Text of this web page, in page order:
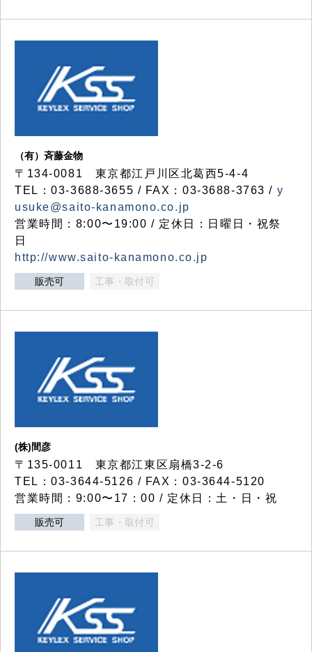
（有）斉藤金物
〒134-0081 東京都江戸川区北葛西5-4-4
TEL：03-3688-3655 / FAX：03-3688-3763 / y
usuke@saito-kanamono.co.jp
営業時間：8:00〜19:00 / 定休日：日曜日・祝祭
日
http://www.saito-kanamono.co.jp
販売可 工事・取付可
(株)間彦
〒135-0011 東京都江東区扇橋3-2-6
TEL：03-3644-5126 / FAX：03-3644-5120
営業時間：9:00〜17：00 / 定休日：土・日・祝
販売可 工事・取付可